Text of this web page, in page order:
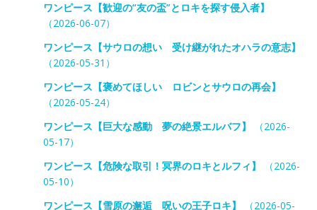
ワンピース【歓迎の“友の盃”とロキを探す侵入者】
（2026-06-07）
ワンピース【サウロの想い 受け継がれたオハラの意志】
（2026-05-31）
ワンピース【褒めてほしい ロビンとサウロの再会】
（2026-05-24）
ワンピース【巨大な感動 夢の絶景エルバフ】
（2026-
05-17）
ワンピース【危険な取引！冥界のロキとルフィ】
（2026-
05-10）
ワンピース【雪原の邂逅 呪いの王子ロキ】
（2026-05-